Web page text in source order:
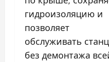
гидроизоляцию и
позволяет
обслуживать
без демонтажа